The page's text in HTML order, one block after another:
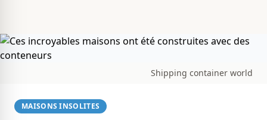
Shipping container world
MAISONS INSOLITES